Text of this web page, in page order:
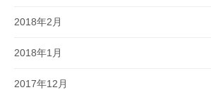
2018年2月
2018年1月
2017年12月